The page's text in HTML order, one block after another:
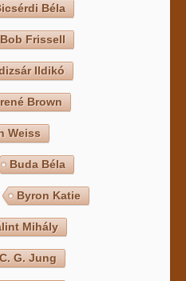
Béla
Bob Frissell
Ildikó
Brown
Weiss
Buda Béla
Byron Katie
Mihály
C. G. Jung